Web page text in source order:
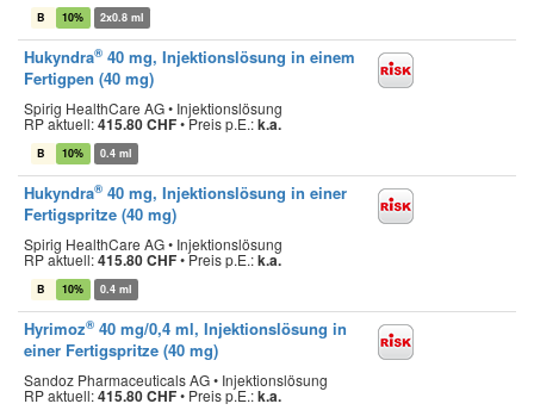
B 10% 2x0.8 ml
Hukyndra® 40 mg, Injektionslösung in einem
Fertigpen (40 mg)
Spirig HealthCare AG • Injektionslösung
RP aktuell:415.80 CHF•Preis p.E.:k.a.
B 10% 0.4 ml
Hukyndra® 40 mg, Injektionslösung in einer
Fertigspritze (40 mg)
Spirig HealthCare AG • Injektionslösung
RP aktuell:415.80 CHF•Preis p.E.:k.a.
B 10% 0.4 ml
Hyrimoz® 40 mg/0,4 ml, Injektionslösung in
einer Fertigspritze (40 mg)
Sandoz Pharmaceuticals AG • Injektionslösung
RP aktuell:415.80 CHF• Preis p.E.:k.a.